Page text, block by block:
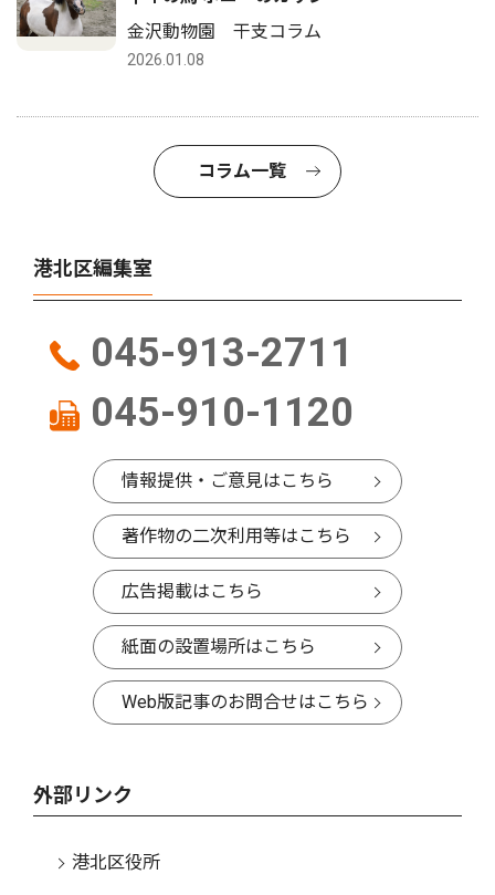
金沢動物園 干支コラム
2026.01.08
コラム一覧
港北区編集室
045-913-2711
045-910-1120
情報提供・ご意見はこちら
著作物の二次利用等はこちら
広告掲載はこちら
紙面の設置場所はこちら
Web版記事のお問合せはこちら
外部リンク
港北区役所